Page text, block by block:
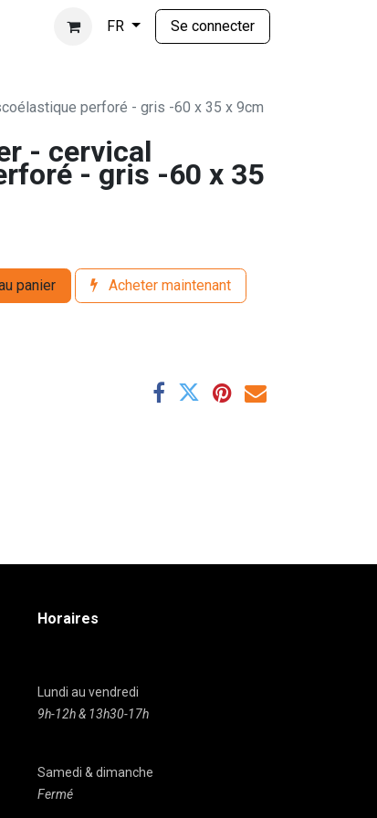
FR Se connecter
perforé - gris -60 x 35 x 9cm
- cervical
- gris -60 x 35
panier Acheter maintenant
Horaires
Lundi au vendredi
9h-12h & 13h30-17h
Samedi & dimanche
Fermé